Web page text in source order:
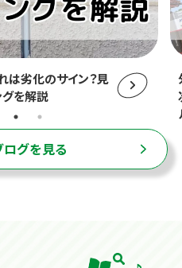
は劣化のサイン？見
を解説
グを見る